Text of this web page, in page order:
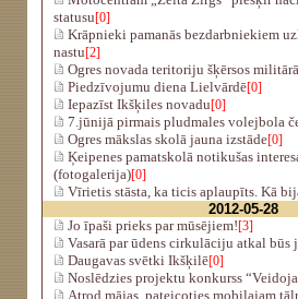
statusu[0]
Krāpnieki pamanās bezdarbniekiem
nastu[2]
Ogres novada teritoriju šķērsos
Piedzīvojumu diena Lielvārdē[0]
Iepazīst Ikšķiles novadu[0]
7.jūnijā pirmais pludmales volejbola
Ogres mākslas skolā jauna izstāde[0]
Ķeipenes pamatskolā notikušas
(fotogalerija)[0]
Vīrietis stāsta, ka ticis aplaupīts. Kā
2012-05-28
Jo īpaši prieks par mūsējiem![3]
Vasarā par ūdens cirkulāciju atkal būs
Daugavas svētki Ikšķilē[0]
Noslēdzies projektu konkurss
Atrod mājas, pateicoties mobilajam